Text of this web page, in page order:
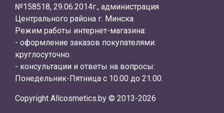
№158518, 29.06.2014г., администрация
Центрального района г. Минска
Режим работы интернет-магазина:
- оформление заказов покупателями:
круглосуточно.
- консультации и ответы на вопросы:
Понедельник-Пятница с 10.00 до 21.00.
Copyright Allcosmetics.by © 2013-2026